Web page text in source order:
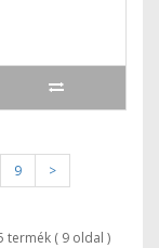
9
>
termék ( 9 oldal )